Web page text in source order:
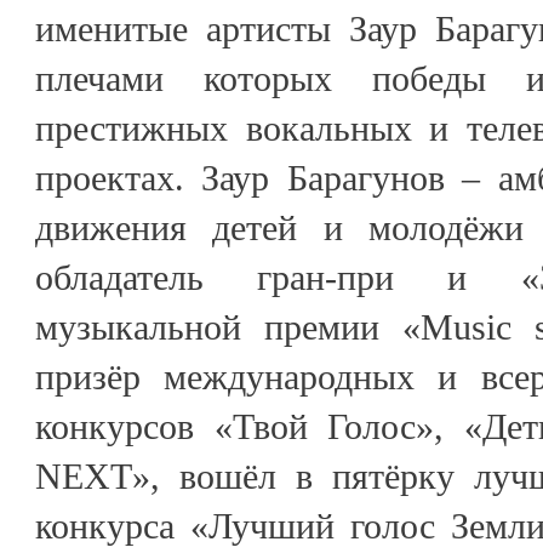
именитые артисты Заур
плечами которых победы
престижных вокальных и
проектах. Заур Барагунов –
движения детей и
обладатель гран-при и
музыкальной премии «Music
призёр международных и
конкурсов «Твой Голос»,
NEXT», вошёл в пятёрку
конкурса «Лучший голос